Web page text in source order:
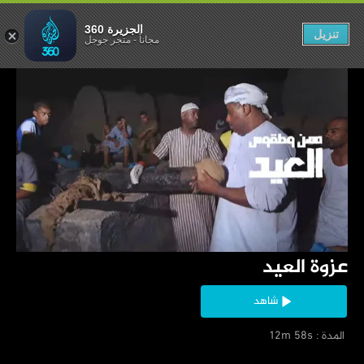
‏عزوة العيد
شاهد
‏ المدة : 12m 58s
عزوة العيد
الجزيرة 360
مجاناً-متجر جوجل تنزيل